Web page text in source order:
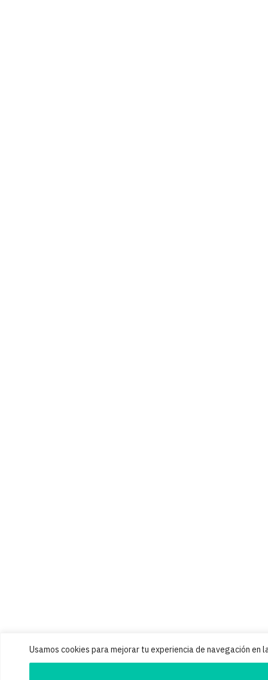
Usamos cookies para mejorar tu experiencia de navegación en